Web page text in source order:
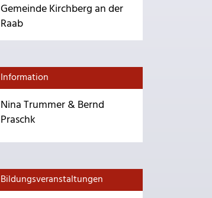
Gemeinde Kirchberg an der
Raab
Information
Nina Trummer & Bernd
Praschk
Bildungsveranstaltungen